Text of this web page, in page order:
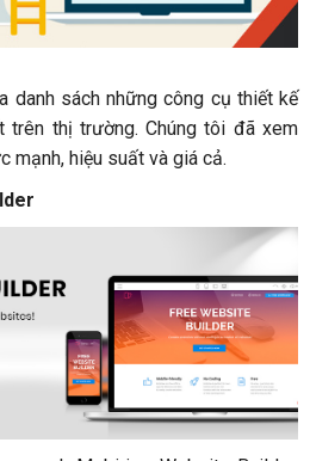
danh sách những công cụ thiết kế
thị trường. Chúng tôi đã xem
mạnh, hiệu suất và giá cả.